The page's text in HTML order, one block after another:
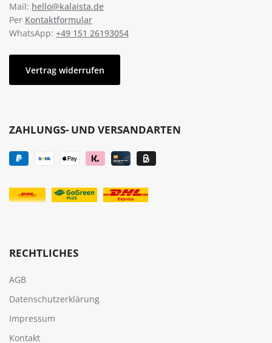
Mail: hello@kalaista.de
Per Kontaktformular
WhatsApp: +49 151 26193054
Vertrag widerrufen
ZAHLUNGS- UND VERSANDARTEN
RECHTLICHES
AGB
Datenschutzerklärung
Impressum
Kontakt